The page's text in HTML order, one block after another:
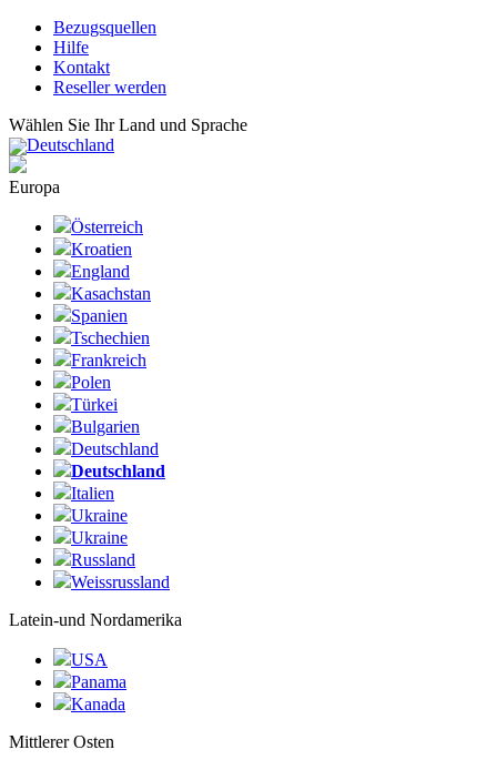
Bezugsquellen
Hilfe
Kontakt
Reseller werden
Wählen Sie Ihr Land und Sprache
Deutschland
Europa
Österreich
Kroatien
England
Kasachstan
Spanien
Tschechien
Frankreich
Polen
Türkei
Bulgarien
Deutschland
Deutschland
Italien
Ukraine
Ukraine
Russland
Weissrussland
Latein-und Nordamerika
USA
Panama
Kanada
Mittlerer Osten